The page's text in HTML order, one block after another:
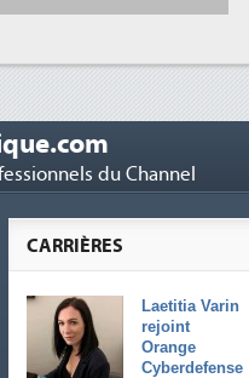
du Channel
CARRIÈRES
Laetitia Varin
rejoint
Orange
Cyberdefense